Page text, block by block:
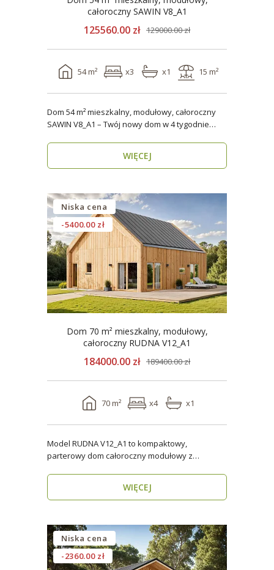
całoroczny SAWIN V8_A1
125560.00 zł 129000.00 zł
54 m² x3 x1 15 m²
Dom 54 m² mieszkalny, modułowy, całoroczny
SAWIN V8_A1 – Twój nowy dom w 4 tygodnie
WIĘCEJ
Niska cena
-5400.00 zł
Dom 70 m² mieszkalny, modułowy,
całoroczny RUDNA V12_A1
184000.00 zł 189400.00 zł
70 m² x4 x1
Model RUDNA V12_A1 to kompaktowy,
parterowy dom całoroczny modułowy z
WIĘCEJ
Niska cena
-2360.00 zł